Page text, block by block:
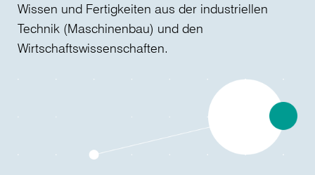
Wissen und Fertigkeiten aus der industriellen
Technik (Maschinenbau) und den
Wirtschaftswissenschaften.